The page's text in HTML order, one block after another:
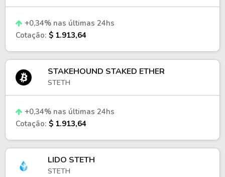
+0,34% nas últimas 24hs
Cotação: $ 1.913,64
STAKEHOUND STAKED ETHER
STETH
+0,34% nas últimas 24hs
Cotação: $ 1.913,64
LIDO STETH
STETH